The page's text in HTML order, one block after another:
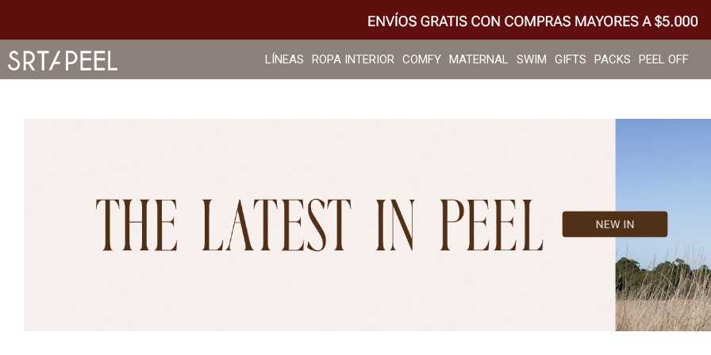
LÍNEAS ROPA INTERIOR COMFY MATERNAL SWIM GIFTS PACKS PEEL OFF